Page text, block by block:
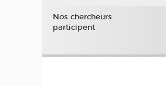
Nos chercheurs
participent